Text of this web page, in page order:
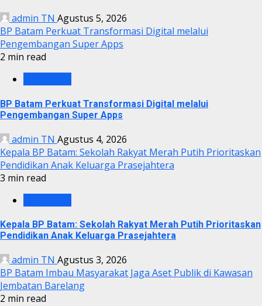
admin TN Agustus 5, 2026
BP Batam Perkuat Transformasi Digital melalui
Pengembangan Super Apps
2 min read
BP Batam Perkuat Transformasi Digital melalui
Pengembangan Super Apps
admin TN Agustus 4, 2026
Kepala BP Batam: Sekolah Rakyat Merah Putih Prioritaskan
Pendidikan Anak Keluarga Prasejahtera
3 min read
Kepala BP Batam: Sekolah Rakyat Merah Putih Prioritaskan
Pendidikan Anak Keluarga Prasejahtera
admin TN Agustus 3, 2026
BP Batam Imbau Masyarakat Jaga Aset Publik di Kawasan
Jembatan Barelang
2 min read